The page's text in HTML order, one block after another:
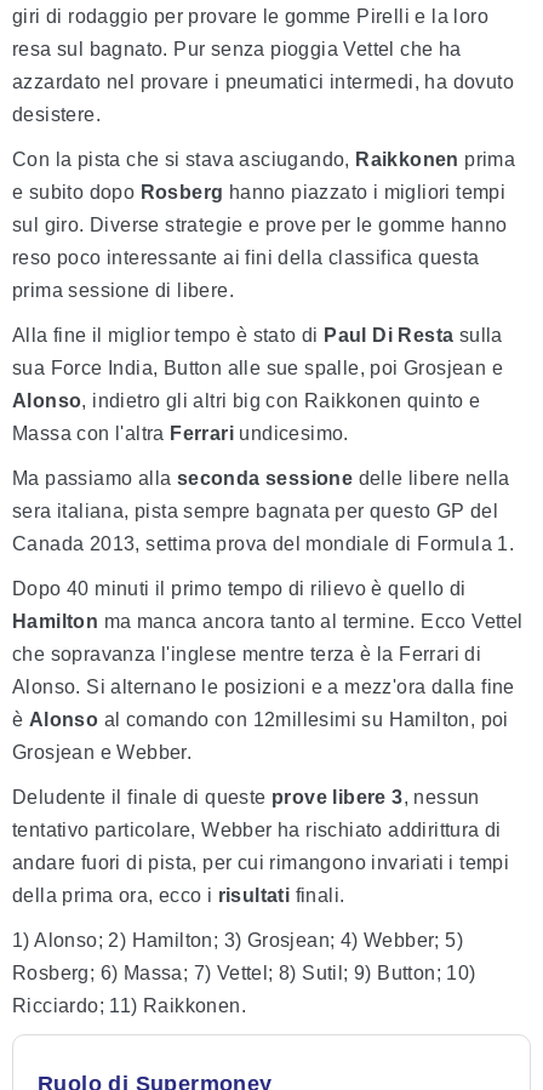
giri di rodaggio per provare le gomme Pirelli e la loro
resa sul bagnato. Pur senza pioggia Vettel che ha
azzardato nel provare i pneumatici intermedi, ha dovuto
desistere.
Con la pista che si stava asciugando, Raikkonen prima
e subito dopo Rosberg hanno piazzato i migliori tempi
sul giro. Diverse strategie e prove per le gomme hanno
reso poco interessante ai fini della classifica questa
prima sessione di libere.
Alla fine il miglior tempo è stato di Paul Di Resta sulla
sua Force India, Button alle sue spalle, poi Grosjean e
Alonso, indietro gli altri big con Raikkonen quinto e
Massa con l'altra Ferrari undicesimo.
Ma passiamo alla seconda sessione delle libere nella
sera italiana, pista sempre bagnata per questo GP del
Canada 2013, settima prova del mondiale di Formula 1.
Dopo 40 minuti il primo tempo di rilievo è quello di
Hamilton ma manca ancora tanto al termine. Ecco Vettel
che sopravanza l'inglese mentre terza è la Ferrari di
Alonso. Si alternano le posizioni e a mezz'ora dalla fine
è Alonso al comando con 12millesimi su Hamilton, poi
Grosjean e Webber.
Deludente il finale di queste prove libere 3, nessun
tentativo particolare, Webber ha rischiato addirittura di
andare fuori di pista, per cui rimangono invariati i tempi
della prima ora, ecco i risultati finali.
1) Alonso; 2) Hamilton; 3) Grosjean; 4) Webber; 5)
Rosberg; 6) Massa; 7) Vettel; 8) Sutil; 9) Button; 10)
Ricciardo; 11) Raikkonen.
Ruolo di Supermoney